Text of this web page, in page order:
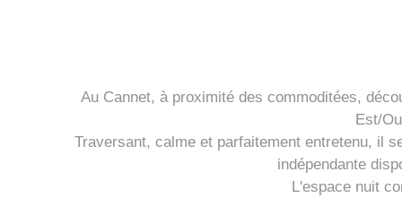
Au Cannet, à proximité des commoditées,
Est/
Traversant, calme et parfaitement entretenu, il
indépendante
L'espace nuit